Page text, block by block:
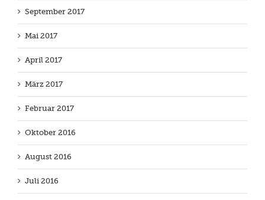
September 2017
Mai 2017
April 2017
März 2017
Februar 2017
Oktober 2016
August 2016
Juli 2016